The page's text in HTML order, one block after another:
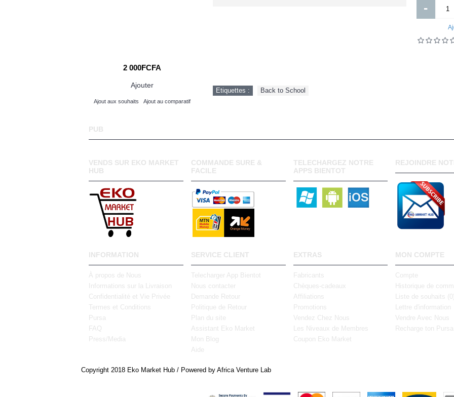
2 000FCFA
Ajouter
Ajout aux souhaits Ajout au comparatif
-
Etiquettes : Back to School
PUB
VENDS SUR EKO MARKET
HUB
COMMANDE SURE &
FACILE
TELECHARGEZ NOTRE
APPS BIENTOT
REJOINDRE
INFORMATION
À propos de Nous
Informations sur la Livraison
Confidentialité et Vie Privée
Termes et Conditions
Pursa
FAQ
Press/Media
SERVICE CLIENT
Telecharger App Bientot
Nous contacter
Demande Retour
Politique de Retour
Plan du site
Assistant Eko Market
Mon Blog
Aide
EXTRAS
Fabricants
Chèques-cadeaux
Affiliations
Promotions
Vendez Chez Nous
Les Niveaux de Membres
Coupon Eko Market
MON COMPTE
Compte
Historique de
Liste de souhaits ( 0 )
Lettre d'information
Vendre Avec Nous
Recharge ton Pursa
Copyright 2018 Eko Market Hub / Powered by Africa Venture Lab